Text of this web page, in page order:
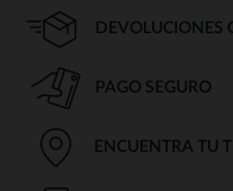
DEVOLUCIONES
PAGO SEGURO
ENCUENTRA TU